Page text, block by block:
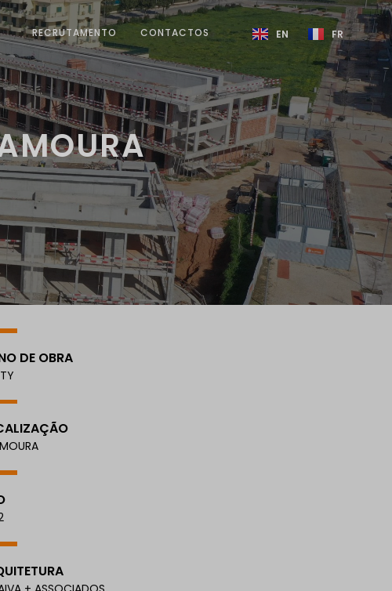
RECRUTAMENTO CONTACTOS EN FR
DE OBRA